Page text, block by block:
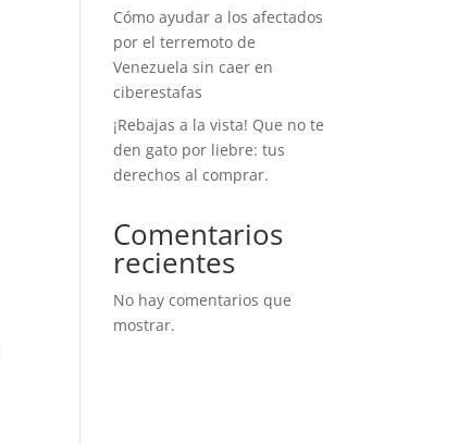
Cómo ayudar a los afectados
por el terremoto de
Venezuela sin caer en
ciberestafas
¡Rebajas a la vista! Que no te
den gato por liebre: tus
derechos al comprar.
Comentarios
recientes
No hay comentarios que
mostrar.